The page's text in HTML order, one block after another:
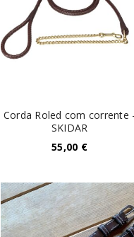
Corda Roled com corrente -
SKIDAR
55,00 €